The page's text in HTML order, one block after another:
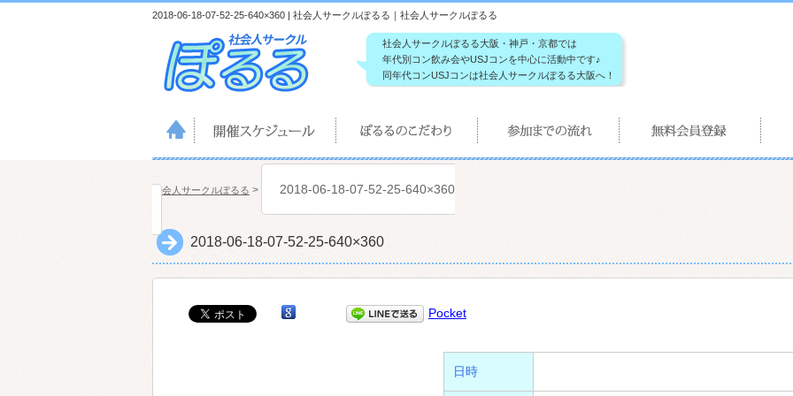
2018-06-18-07-52-25-640×360 | 社会人サークルぽるる｜社会人サークルぽるる
社会人サークルぽるる大阪・神戸・京都では
年代別コン飲み会やUSJコンを中心に活動中です♪
同年代コンUSJコンは社会人サークルぽるる大阪へ！
社会人サークルぽるる > 2018-06-18-07-52-25-640×360
2018-06-18-07-52-25-640×360
Pocket
日時